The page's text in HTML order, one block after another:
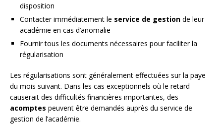
disposition
Contacter immédiatement le service de gestion de leur
académie en cas d’anomalie
Fournir tous les documents nécessaires pour faciliter la
régularisation
Les régularisations sont généralement effectuées sur la paye
du mois suivant. Dans les cas exceptionnels où le retard
causerait des difficultés financières importantes, des
acomptes peuvent être demandés auprès du service de
gestion de l’académie.